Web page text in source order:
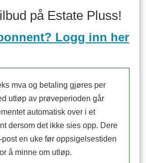
på Estate Pluss!
Logg inn her
mva og betaling gjøres per
utløp av prøveperioden går
automatisk over i et
dersom det ikke sies opp. Dere
en uke før oppsigelsestiden
å minne om utløp.